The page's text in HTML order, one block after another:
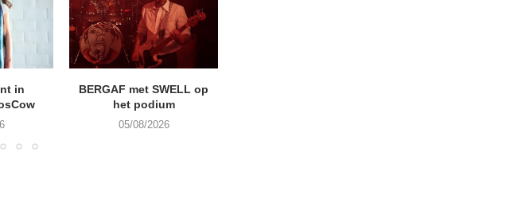
in
BERGAF met SWELL op
het podium
05/08/2026